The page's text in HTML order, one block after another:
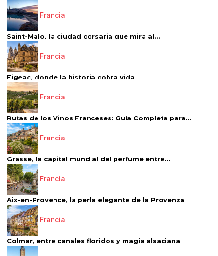
Francia
Saint-Malo, la ciudad corsaria que mira al...
Francia
Figeac, donde la historia cobra vida
Francia
Rutas de los Vinos Franceses: Guía Completa para...
Francia
Grasse, la capital mundial del perfume entre...
Francia
Aix-en-Provence, la perla elegante de la Provenza
Francia
Colmar, entre canales floridos y magia alsaciana